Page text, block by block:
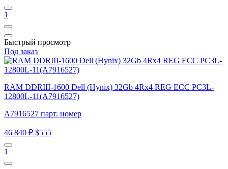
1
Быстрый просмотр
Под заказ
RAM DDRIII-1600 Dell (Hynix) 32Gb 4Rx4 REG ECC PC3L-
12800L-11(A7916527)
A7916527 парт. номер
46 840 ₽ $555
1